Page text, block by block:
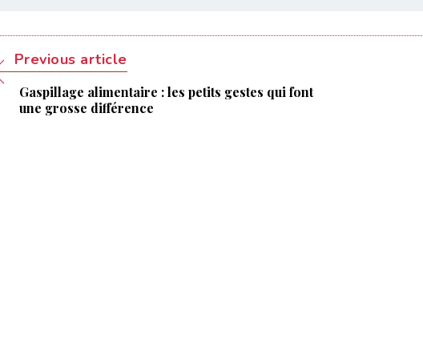
Previous article
Gaspillage alimentaire : les petits gestes qui font
une grosse différence